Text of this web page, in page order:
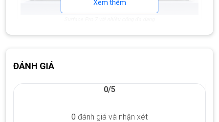
Hiệu ứng Windows Studio được hỗ trợ bởi AI như Tự động tạo
khung, Làm mờ chân dung, Bộ lọc sáng tạo và Lấy nét bằng
được tăng cường AI với Loa Omnisonic® cao cấp và Dolby®
Xem thêm
ĐÁNH GIÁ
0/5
0 đánh giá và nhận xét